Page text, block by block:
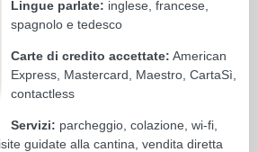
Lingue parlate: inglese, francese,
spagnolo e tedesco
Carte di credito accettate: American
Express, Mastercard, Maestro, CartaSì,
contactless
Servizi: parcheggio, colazione, wi-fi,
guidate alla cantina, vendita diretta